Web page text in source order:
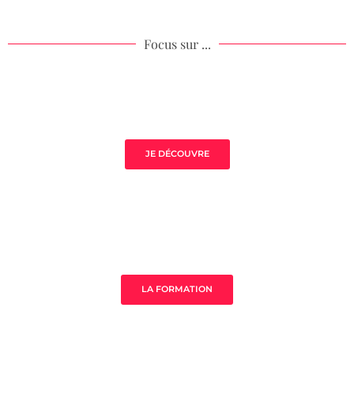
Focus sur ...
JE DÉCOUVRE
LA FORMATION